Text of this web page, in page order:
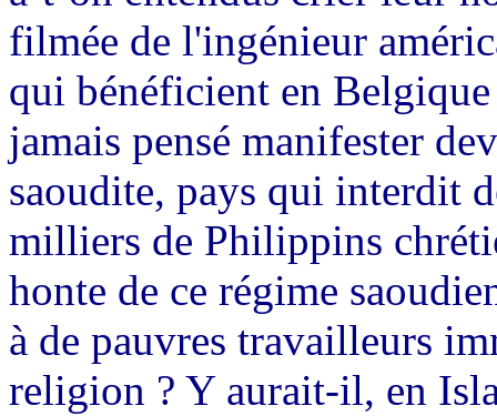
filmée de l'ingénieur
qui bénéficient en
jamais pensé manifester
saoudite, pays qui interdit
milliers de Philippins
honte de ce régime
à de pauvres travailleurs
religion ? Y aurait-il, en